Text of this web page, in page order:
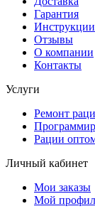
Гарантия
Инструкции
Отзывы
О компании
Контакты
Услуги
Ремонт
Рации
Личный кабинет
Мои заказы
Мой